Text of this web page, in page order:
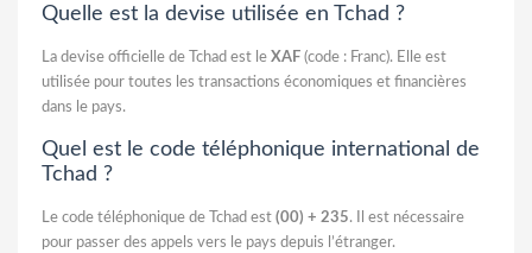
Quelle est la devise utilisée en Tchad ?
La devise officielle de Tchad est le XAF (code : Franc). Elle est
utilisée pour toutes les transactions économiques et financières
dans le pays.
Quel est le code téléphonique international de
Tchad ?
Le code téléphonique de Tchad est (00) + 235. Il est nécessaire
pour passer des appels vers le pays depuis l’étranger.